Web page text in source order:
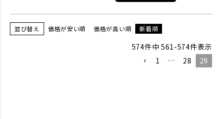
並び替え 価格が安い順 価格が高い順 新着順
574件中 561-574件表示
1
… 28 29